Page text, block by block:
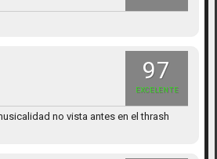
97
EXCELENTE
no vista antes en el thrash